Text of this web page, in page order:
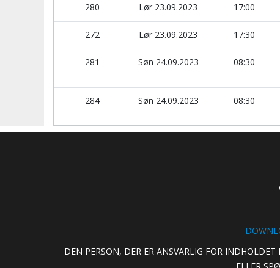
280 Lør 23.09.2023 17:00
272 Lør 23.09.2023 17:30
281 Søn 24.09.2023 08:30
284 Søn 24.09.2023 08:30
DEN PERSON, DER ER ANSVARLIG FOR INDHOLDET